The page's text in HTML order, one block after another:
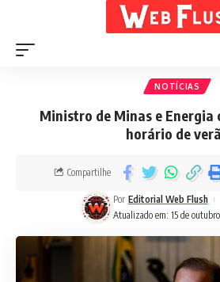
NOTÍCIAS
Ministro de Minas e
horário de
Atualizado em: 15 de
Por Editorial Web Flush
Compartilhe